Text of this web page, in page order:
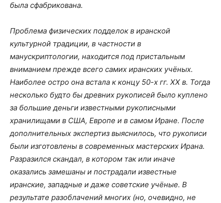
была сфабрикована.
Проблема физических подделок в иранской
культурной традиции, в частности в
манускриптологии, находится под пристальным
вниманием прежде всего самих иранских учёных.
Наиболее остро она встала к концу 50-х гг. XX в. Тогда
несколько будто бы древних рукописей было куплено
за большие деньги известными рукописными
хранилищами в США, Европе и в самом Иране. После
дополнительных экспертиз выяснилось, что рукописи
были изготовлены в современных мастерских Ирана.
Разразился скандал, в котором так или иначе
оказались замешаны и пострадали известные
иранские, западные и даже советские учёные. В
результате разоблачений многих (но, очевидно, не